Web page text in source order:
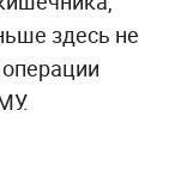
здесь не